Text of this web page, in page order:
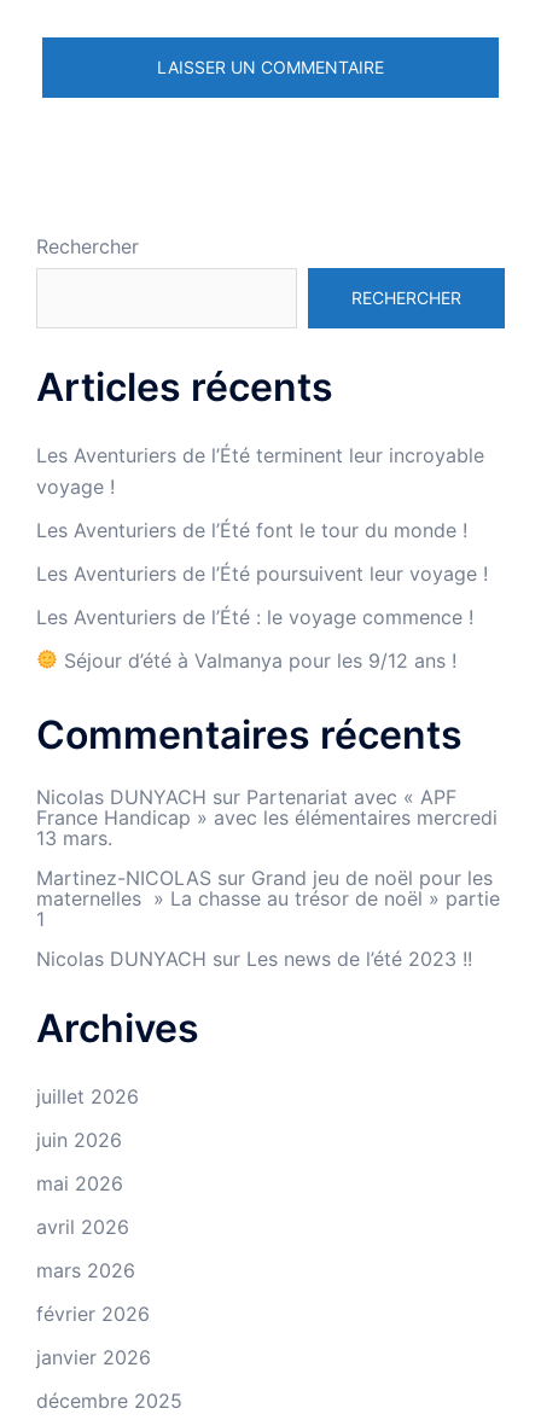
Rechercher
RECHERCHER
Articles récents
Les Aventuriers de l’Été terminent leur incroyable
voyage !
Les Aventuriers de l’Été font le tour du monde !
Les Aventuriers de l’Été poursuivent leur voyage !
Les Aventuriers de l’Été : le voyage commence !
Séjour d’été à Valmanya pour les 9/12 ans !
Commentaires récents
Nicolas DUNYACH sur Partenariat avec « APF
France Handicap » avec les élémentaires mercredi
13 mars.
Martinez-NICOLAS sur Grand jeu de noël pour les
maternelles » La chasse au trésor de noël » partie
1
Nicolas DUNYACH sur Les news de l’été 2023 !!
Archives
juillet 2026
juin 2026
mai 2026
avril 2026
mars 2026
février 2026
janvier 2026
décembre 2025